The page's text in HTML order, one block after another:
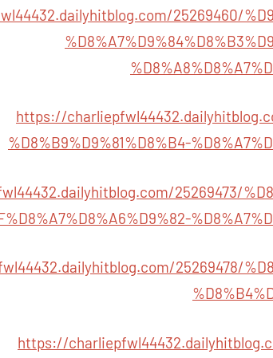
25269460/
https://
%D8%B9%D9%81%D8%B4-
25269473/
25269478/
https://